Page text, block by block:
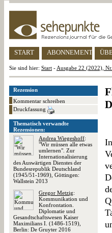
START ABONNEMENT
Sie sind hier: Start - Ausgabe 22 (2022),
Rezension
Kommentar schreiben
Druckfassung
Thematisch verwandte
Rezensionen:
Andrea Wiegeshoff:
"Wir müssen alle etwas
umlernen". Zur
Internationalisierung
des Auswärtigen Dienstes der
Bundesrepublik Deutschland
(1945/51-1969), Göttingen:
Wallstein 2013
Gregor Metzig:
Kommunikation und
Konfrontation.
Diplomatie und
Gesandtschaftswesen Kaiser
Maximilians I. (1486-1519),
Berlin: De Gruyter 2016